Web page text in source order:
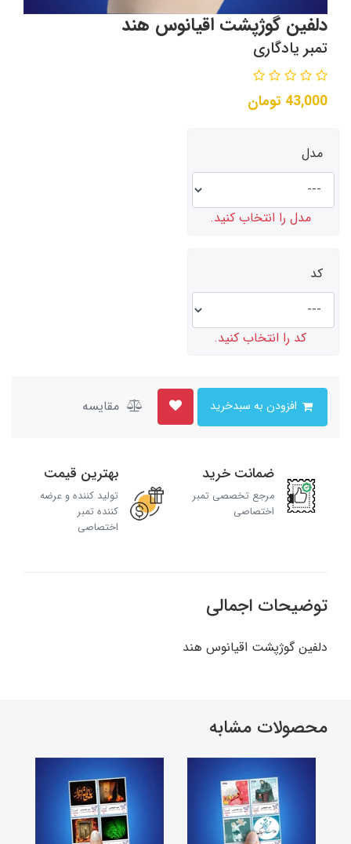
دلفین گوژپشت اقیانوس هند
تمبر یادگاری
43,000 تومان
مدل
مدل را انتخاب کنید.
کد
کد را انتخاب کنید.
مقایسه
ضمانت خرید
مرجع تخصصی تمبر
اختصاصی
بهترین قیمت
تولید کننده و عرضه
کننده تمبر
اختصاصی
توضیحات اجمالی
دلفین گوژپشت اقیانوس هند
محصولات مشابه